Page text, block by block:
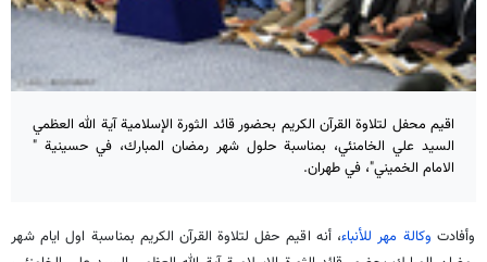
اقيم محفل لتلاوة القرآن الكريم بحضور قائد الثورة الإسلامية آية الله العظمي
السيد علي الخامنئي، بمناسبة حلول شهر رمضان المبارك، في حسينية "
الامام الخميني"، في طهران.
وأفادت وكالة مهر للأنباء، أنه اقيم حفل لتلاوة القرآن الكريم بمناسبة اول ايام شهر